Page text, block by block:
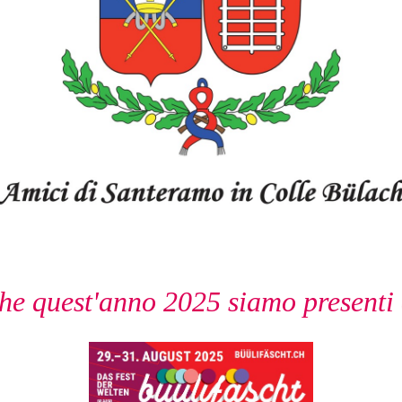
quest'anno 2025 siamo